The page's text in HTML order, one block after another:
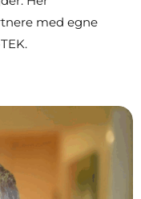
med egne